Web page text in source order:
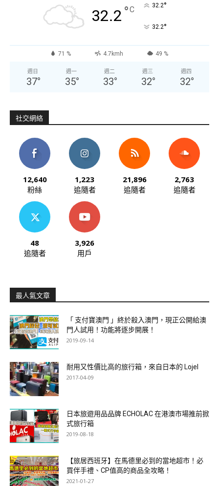
32.2 °C 32.2°
32.2°
71 % 4.7kmh 49 %
週日
37°
週一
35°
週二
33°
週三
32°
週四
32°
社交網絡
12,640
粉絲
1,223
追隨者
21,896
追隨者
2,763
追隨者
48
追隨者
3,926
用戶
最人氣文章
「 支付寶澳門 」終於殺入澳門，現正公開給澳
門人試用！功能將逐步開展！
2019-09-14
耐用又性價比高的旅行箱，來自日本的 Lojel
2017-04-09
日本旅遊用品品牌 ECHOLAC 在港澳市場推前掀
式旅行箱
2019-08-18
【旅居西班牙】在馬德里必到的當地超市！必
買伴手禮、CP值高的商品全攻略！
2021-01-27